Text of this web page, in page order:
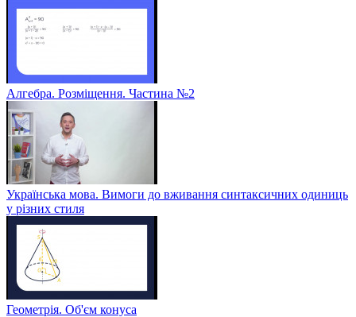
Алгебра. Розміщення. Частина №2
Українська мова. Вимоги до вживання синтаксичних одиниць
у різних стиля
Геометрія. Об'єм конуса